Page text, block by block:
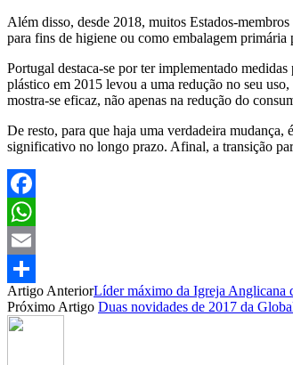
Além disso, desde 2018, muitos Estados-
para fins de higiene ou como embalagem
Portugal destaca-se por ter implementado
plástico em 2015 levou a uma redução no seu
mostra-se eficaz, não apenas na redução do
De resto, para que haja uma verdadeira mudança,
significativo no longo prazo. Afinal, a transição
Facebook
WhatsApp
Email
Partilhar
Artigo AnteriorLíder máximo da Igreja Anglicana
Próximo Artigo Duas novidades de 2017 da